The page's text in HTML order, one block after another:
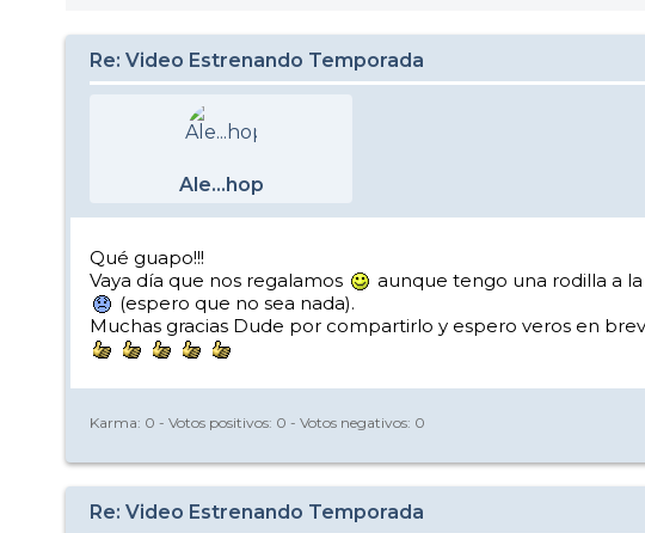
Re: Video Estrenando Temporada
Ale...hop
Qué guapo!!!
Vaya día que nos regalamos
aunque tengo una rodilla a
(espero que no sea nada).
Muchas gracias Dude por compartirlo y espero veros en
Karma: 0 - Votos positivos: 0 - Votos negativos: 0
Re: Video Estrenando Temporada